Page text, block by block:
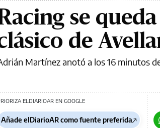
se
de
Martínez anotó a los 16 minutos
ELDIARIOAR EN GOOGLE
Añade elDiarioAR como fuente preferida